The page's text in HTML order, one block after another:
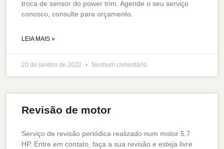
troca de sensor do power trim. Agende o seu serviço
conosco, consulte para orçamento.
LEIA MAIS »
20 de janeiro de 2022 Nenhum comentário
Revisão de motor
Serviço de revisão periódica realizado num motor 5.7
HP. Entre em contato, faça a sua revisão e esteja livre